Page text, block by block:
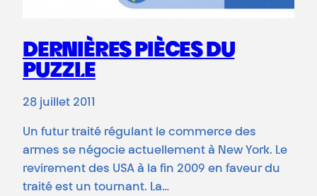
DERNIÈRES PIÈCES DU
PUZZLE
28 juillet 2011
Un futur traité régulant le commerce des
armes se négocie actuellement à New York. Le
revirement des USA à la fin 2009 en faveur du
traité est un tournant. La…